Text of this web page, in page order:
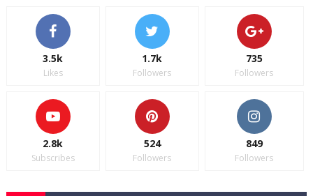
3.5k
Likes
1.7k
Followers
735
Followers
2.8k
Subscribes
524
Followers
849
Followers